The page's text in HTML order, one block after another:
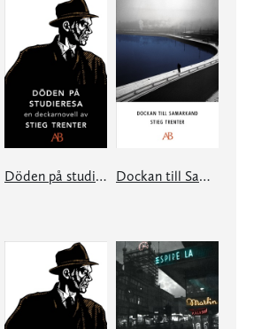
Döden på studieresa Dockan till Samarkand